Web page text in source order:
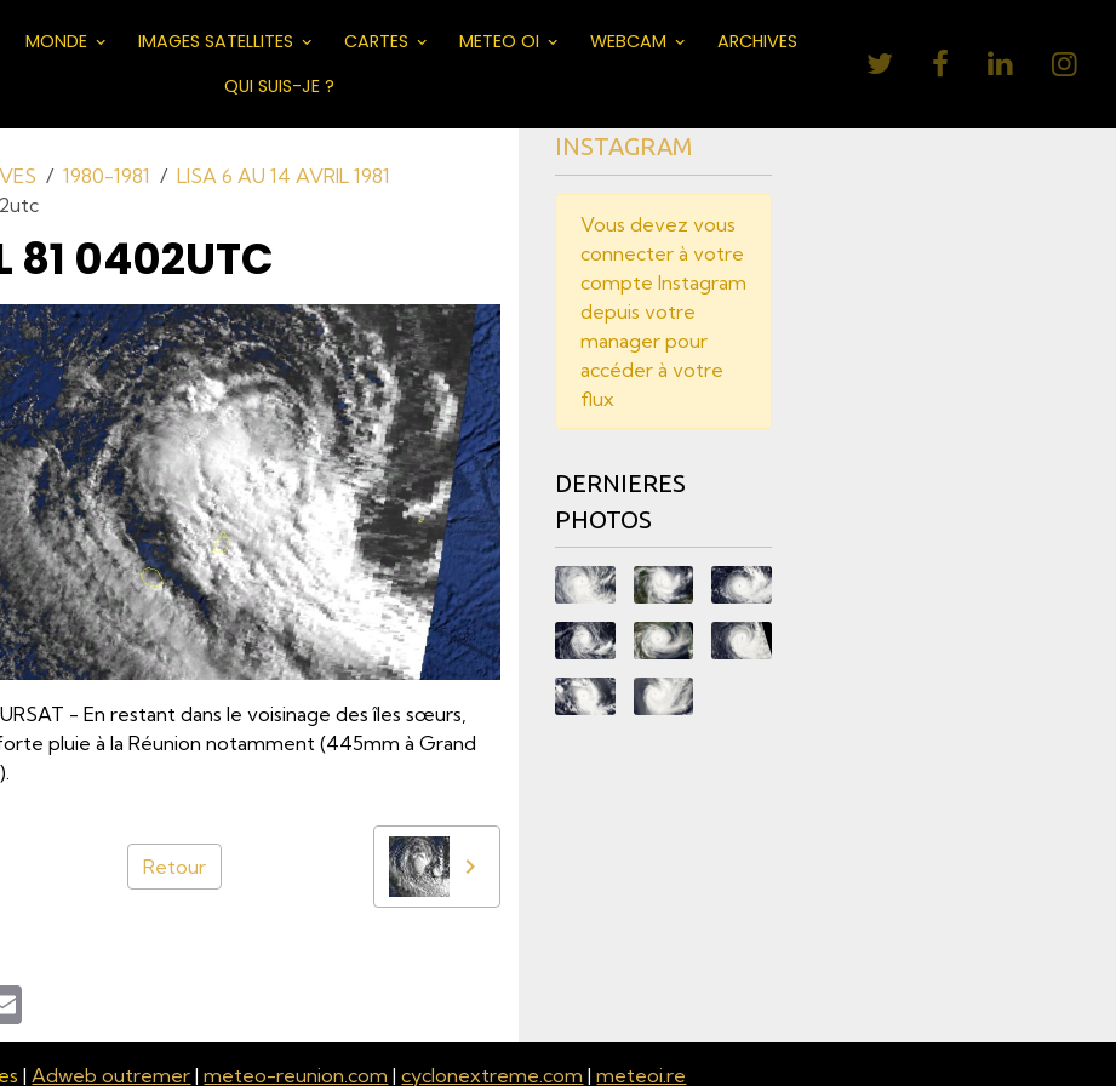
MONDE IMAGES SATELLITES CARTES METEO OI WEBCAM
ARCHIVES
QUI SUIS-JE ?
1980-1981
LISA 6 AU 14 AVRIL 1981
81 0402UTC
- En restant dans le voisinage des îles sœurs,
pluie à la Réunion notamment (445mm à Grand
Retour
Email
INSTAGRAM
Vous devez vous
connecter à votre
compte Instagram
depuis votre
manager pour
accéder à votre
flux
DERNIERES
PHOTOS
| Adweb outremer |meteo-reunion.com |cyclonextreme.com |meteoi.re